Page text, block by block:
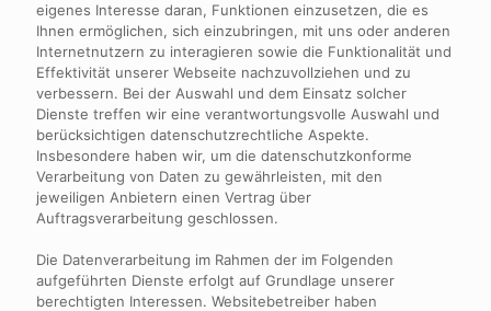
eigenes Interesse daran, Funktionen einzusetzen, die es
Ihnen ermöglichen, sich einzubringen, mit uns oder anderen
Internetnutzern zu interagieren sowie die Funktionalität und
Effektivität unserer Webseite nachzuvollziehen und zu
verbessern. Bei der Auswahl und dem Einsatz solcher
Dienste treffen wir eine verantwortungsvolle Auswahl und
berücksichtigen datenschutzrechtliche Aspekte.
Insbesondere haben wir, um die datenschutzkonforme
Verarbeitung von Daten zu gewährleisten, mit den
jeweiligen Anbietern einen Vertrag über
Auftragsverarbeitung geschlossen.
Die Datenverarbeitung im Rahmen der im Folgenden
aufgeführten Dienste erfolgt auf Grundlage unserer
berechtigten Interessen. Websitebetreiber haben